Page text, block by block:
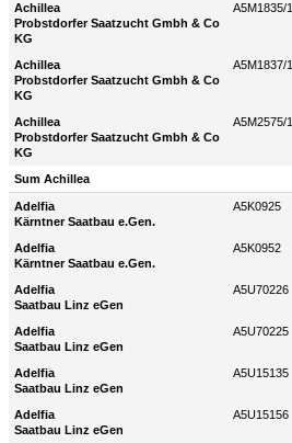
Achillea
Probstdorfer Saatzucht Gmbh & Co
KG
A5M1835/1
Achillea
Probstdorfer Saatzucht Gmbh & Co
KG
A5M1837/1
Achillea
Probstdorfer Saatzucht Gmbh & Co
KG
A5M2575/1
Sum Achillea
Adelfia
Kärntner Saatbau e.Gen.
A5K0925
Adelfia
Kärntner Saatbau e.Gen.
A5K0952
Adelfia
Saatbau Linz eGen
A5U70226
Adelfia
Saatbau Linz eGen
A5U70225
Adelfia
Saatbau Linz eGen
A5U15135
Adelfia
Saatbau Linz eGen
A5U15156